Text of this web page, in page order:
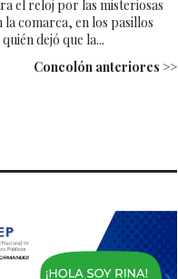
el reloj por las misteriosas
la comarca, en los pasillos
dejó que la...
Concolón anteriores >>